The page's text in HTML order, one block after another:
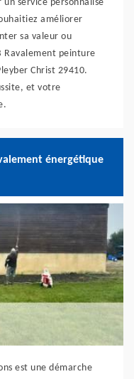
service personnalisé
améliorer
sa valeur ou
Ravalement peinture
Christ 29410.
et votre
énergétique
est une démarche